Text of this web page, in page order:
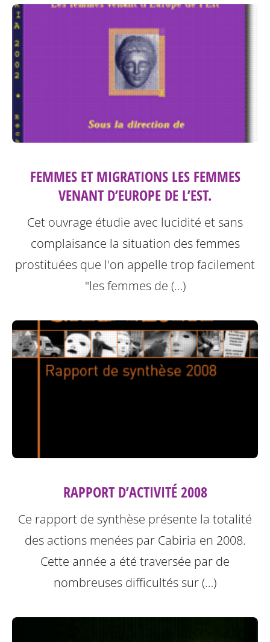
FEMMES ET MIGRATIONS LES FEMMES
VENANT D’EUROPE DE L’EST.
Cet ouvrage étudie avec lucidité et sans
complaisance la situation des femmes
prostituées que l'on appelle trop facilement
"les femmes de (…)
RAPPORT D’ACTIVITÉ 2008
Ce rapport de synthèse présente la totalité
des actions menées par Cabiria en 2008.
Cette année a été traversée par de
nombreuses difficultés sur (…)